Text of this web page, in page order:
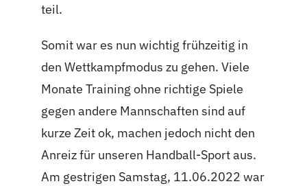
teil.
Somit war es nun wichtig frühzeitig in
den Wettkampfmodus zu gehen. Viele
Monate Training ohne richtige Spiele
gegen andere Mannschaften sind auf
kurze Zeit ok, machen jedoch nicht den
Anreiz für unseren Handball-Sport aus.
Am gestrigen Samstag, 11.06.2022 war